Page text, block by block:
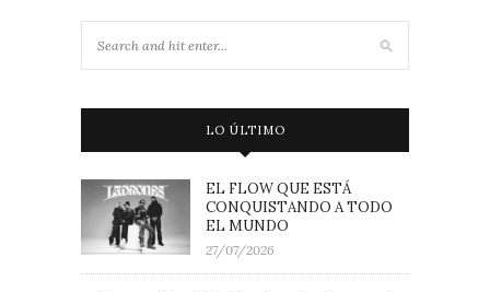
LO ÚLTIMO
EL FLOW QUE ESTÁ
CONQUISTANDO A TODO
EL MUNDO
27/07/2026